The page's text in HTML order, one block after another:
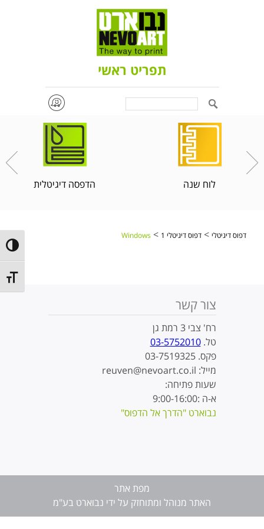
size
תפריט ראשי
Search
הדפסה דיגיטלית לוח שנה
דפוס דיגיטלי >דפוס דיגיטלי 1 >
Windows
צור קשר
רח' צבי 3 רמת גן
טל.03-5752010
פקס. 03-7519325
מייל: reuven@nevoart.co.il
שעות פתיחה:
א-ה :9:00-16:00
נבוארט "הדרך אל הדפוס"
מפת אתר
האתר מנוהל ומתוחזק על ידי נבוארט בע"מ